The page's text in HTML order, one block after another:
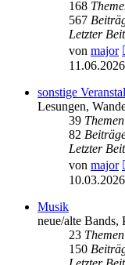
168
567
Letzter
von major
sonstige
Lesungen,
39 Themen
82
Letzter
von major
Musik
neue/alte Bands,
23 Themen
150